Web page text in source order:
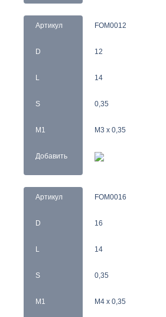
Артикул
D
L
S
M1
Добавить
FOM0012
12
14
0,35
M3 x 0,35
Артикул
D
L
S
M1
FOM0016
16
14
0,35
M4 x 0,35